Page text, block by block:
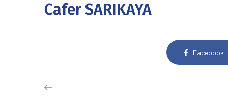
Cafer SARIKAYA
Facebook